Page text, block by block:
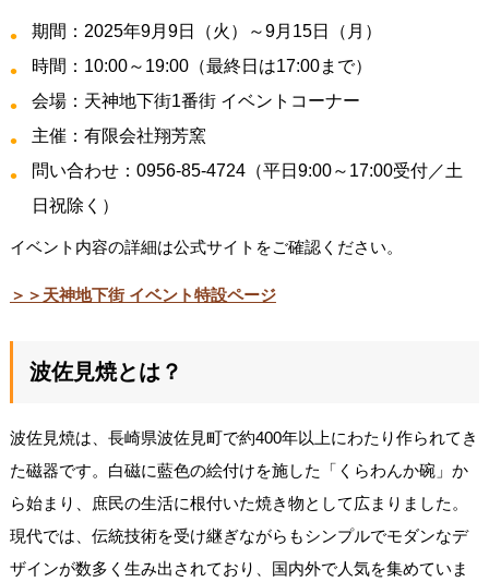
期間：2025年9月9日（火）～9月15日（月）
時間：10:00～19:00（最終日は17:00まで）
会場：天神地下街1番街 イベントコーナー
主催：有限会社翔芳窯
問い合わせ：0956-85-4724（平日9:00～17:00受付／土
日祝除く）
イベント内容の詳細は公式サイトをご確認ください。
＞＞天神地下街 イベント特設ページ
波佐見焼とは？
波佐見焼は、長崎県波佐見町で約400年以上にわたり作られてき
た磁器です。白磁に藍色の絵付けを施した「くらわんか碗」か
ら始まり、庶民の生活に根付いた焼き物として広まりました。
現代では、伝統技術を受け継ぎながらもシンプルでモダンなデ
ザインが数多く生み出されており、国内外で人気を集めていま